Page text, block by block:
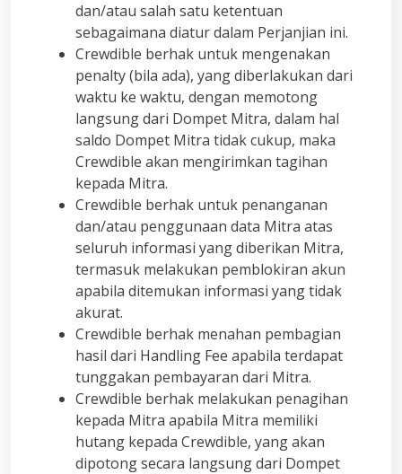
dan/atau salah satu ketentuan
sebagaimana diatur dalam Perjanjian ini.
Crewdible berhak untuk mengenakan
penalty (bila ada), yang diberlakukan dari
waktu ke waktu, dengan memotong
langsung dari Dompet Mitra, dalam hal
saldo Dompet Mitra tidak cukup, maka
Crewdible akan mengirimkan tagihan
kepada Mitra.
Crewdible berhak untuk penanganan
dan/atau penggunaan data Mitra atas
seluruh informasi yang diberikan Mitra,
termasuk melakukan pemblokiran akun
apabila ditemukan informasi yang tidak
akurat.
Crewdible berhak menahan pembagian
hasil dari Handling Fee apabila terdapat
tunggakan pembayaran dari Mitra.
Crewdible berhak melakukan penagihan
kepada Mitra apabila Mitra memiliki
hutang kepada Crewdible, yang akan
dipotong secara langsung dari Dompet